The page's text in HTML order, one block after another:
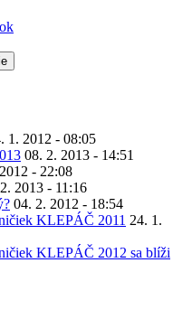
1. 2012 - 08:05
08. 2. 2013 - 14:51
- 22:08
2013 - 11:16
04. 2. 2012 - 18:54
KLEPÁČ 2011 24. 1.
KLEPÁČ 2012 sa blíži